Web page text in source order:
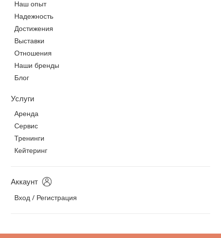
Наш опыт
Надежность
Достижения
Выставки
Отношения
Наши бренды
Блог
Услуги
Аренда
Сервис
Тренинги
Кейтеринг
Аккаунт
Вход / Регистрация